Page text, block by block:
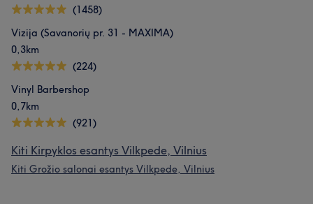
(1458)
Vizija (Savanorių pr. 31 - MAXIMA)
0,3km
(224)
Vinyl Barbershop
0,7km
(921)
Kiti Kirpyklos esantys Vilkpede, Vilnius
Kiti Grožio salonai esantys Vilkpede, Vilnius